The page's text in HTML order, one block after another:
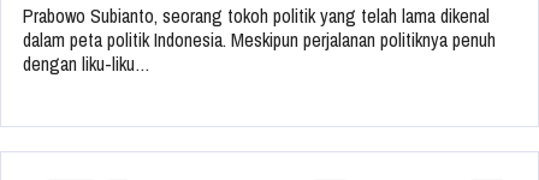
Prabowo Subianto, seorang tokoh politik yang telah lama dikenal
dalam peta politik Indonesia. Meskipun perjalanan politiknya penuh
dengan liku-liku…